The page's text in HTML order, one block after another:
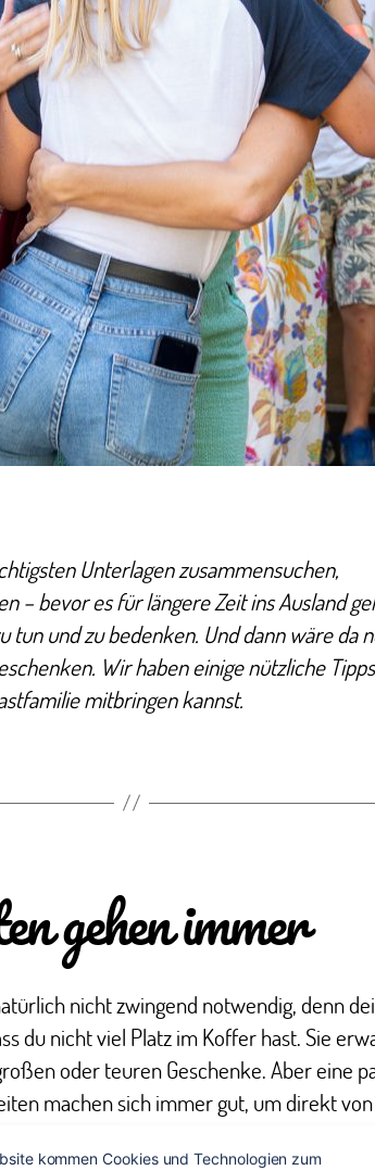
Unterlagen zusammensuchen,
– bevor es für längere Zeit ins Ausland
tun und zu bedenken. Und dann wäre da
Wir haben einige nützliche
mitbringen kannst.
gehen immer
nicht zwingend notwendig, denn
du nicht viel Platz im Koffer hast. Sie
oder teuren Geschenke. Aber eine
machen sich immer gut, um direkt
zu starten.
kommen Cookies und Technologien zum